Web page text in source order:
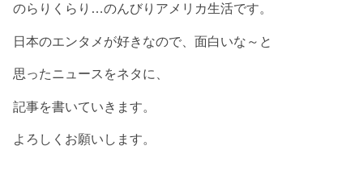
のらりくらり…のんびりアメリカ生活です。
日本のエンタメが好きなので、面白いな～と
思ったニュースをネタに、
記事を書いていきます。
よろしくお願いします。